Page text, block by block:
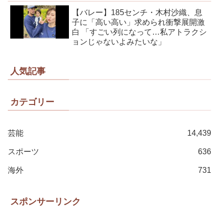
【バレー】185センチ・木村沙織、息
子に「高い高い」求められ衝撃展開激
白 「すごい列になって…私アトラクシ
ョンじゃないよみたいな」
人気記事
カテゴリー
芸能 14,439
スポーツ 636
海外 731
スポンサーリンク